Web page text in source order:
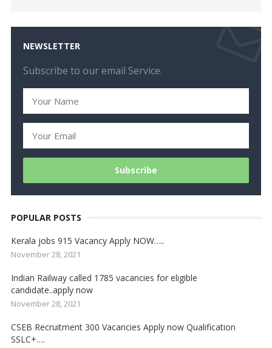
NEWSLETTER
Subscribe to our email Service.
POPULAR POSTS
Kerala jobs 915 Vacancy Apply NOW…..
November 28, 2021
Indian Railway called 1785 vacancies for eligible
candidate..apply now
November 28, 2021
CSEB Recruitment 300 Vacancies Apply now Qualification
SSLC+….